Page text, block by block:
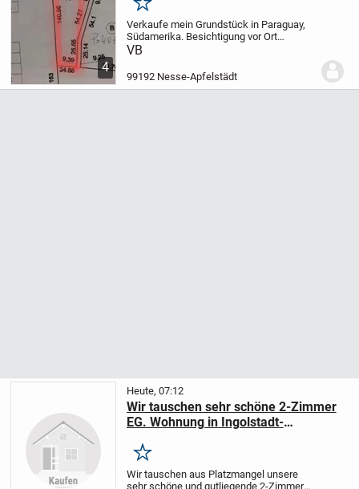
4
Merken
Verkaufe mein Grundstück in Paraguay,
Südamerika. Besichtigung vor Ort
möglich, mein Onkel (wohnhaft in
Verkauf ab. Titel vorhanden. Er hat eine
Vollmacht von...
VB
99192 Nesse-Apfelstädt
Heute, 07:12
Wir tauschen sehr schöne 2-Zimmer
EG. Wohnung in Ingolstadt-
Merken
Wir tauschen aus Platzmangel unsere
sehr schöne und gutliegende 2-Zimmer